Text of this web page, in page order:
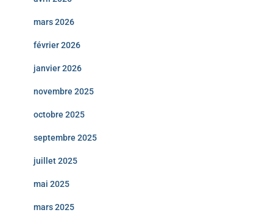
mars 2026
février 2026
janvier 2026
novembre 2025
octobre 2025
septembre 2025
juillet 2025
mai 2025
mars 2025